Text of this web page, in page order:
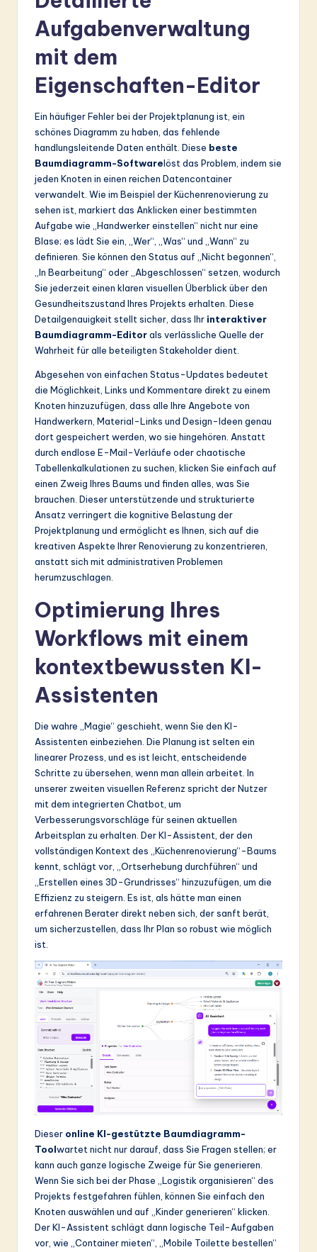
Aufgabenverwaltung
mit dem
Eigenschaften-Editor
Ein häufiger Fehler bei der Projektplanung ist, ein
schönes Diagramm zu haben, das fehlende
handlungsleitende Daten enthält. Diese beste
Baumdiagramm-Softwarelöst das Problem, indem sie
jeden Knoten in einen reichen Datencontainer
verwandelt. Wie im Beispiel der Küchenrenovierung zu
sehen ist, markiert das Anklicken einer bestimmten
Aufgabe wie „Handwerker einstellen“ nicht nur eine
Blase; es lädt Sie ein, „Wer“, „Was“ und „Wann“ zu
definieren. Sie können den Status auf „Nicht begonnen“,
„In Bearbeitung“ oder „Abgeschlossen“ setzen, wodurch
Sie jederzeit einen klaren visuellen Überblick über den
Gesundheitszustand Ihres Projekts erhalten. Diese
Detailgenauigkeit stellt sicher, dass Ihr interaktiver
Baumdiagramm-Editorals verlässliche Quelle der
Wahrheit für alle beteiligten Stakeholder dient.
Abgesehen von einfachen Status-Updates bedeutet
die Möglichkeit, Links und Kommentare direkt zu einem
Knoten hinzuzufügen, dass alle Ihre Angebote von
Handwerkern, Material-Links und Design-Ideen genau
dort gespeichert werden, wo sie hingehören. Anstatt
durch endlose E-Mail-Verläufe oder chaotische
Tabellenkalkulationen zu suchen, klicken Sie einfach auf
einen Zweig Ihres Baums und finden alles, was Sie
brauchen. Dieser unterstützende und strukturierte
Ansatz verringert die kognitive Belastung der
Projektplanung und ermöglicht es Ihnen, sich auf die
kreativen Aspekte Ihrer Renovierung zu konzentrieren,
anstatt sich mit administrativen Problemen
herumzuschlagen.
Optimierung Ihres
Workflows mit einem
kontextbewussten KI-
Assistenten
Die wahre „Magie“ geschieht, wenn Sie den KI-
Assistenten einbeziehen. Die Planung ist selten ein
linearer Prozess, und es ist leicht, entscheidende
Schritte zu übersehen, wenn man allein arbeitet. In
unserer zweiten visuellen Referenz spricht der Nutzer
mit dem integrierten Chatbot, um
Verbesserungsvorschläge für seinen aktuellen
Arbeitsplan zu erhalten. Der KI-Assistent, der den
vollständigen Kontext des „Küchenrenovierung“-Baums
kennt, schlägt vor, „Ortserhebung durchführen“ und
„Erstellen eines 3D-Grundrisses“ hinzuzufügen, um die
Effizienz zu steigern. Es ist, als hätte man einen
erfahrenen Berater direkt neben sich, der sanft berät,
um sicherzustellen, dass Ihr Plan so robust wie möglich
ist.
Dieser online KI-gestützte Baumdiagramm-
Toolwartet nicht nur darauf, dass Sie Fragen stellen; er
kann auch ganze logische Zweige für Sie generieren.
Wenn Sie sich bei der Phase „Logistik organisieren“ des
Projekts festgefahren fühlen, können Sie einfach den
Knoten auswählen und auf „Kinder generieren“ klicken.
Der KI-Assistent schlägt dann logische Teil-Aufgaben
vor, wie „Container mieten“, „Mobile Toilette bestellen“